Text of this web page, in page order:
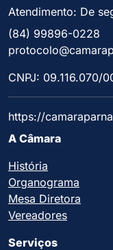
Atendimento: De
(84) 99896-0228
CNPJ: 09.116.070/
https://
A Câmara
História
Organograma
Mesa Diretora
Vereadores
Serviços